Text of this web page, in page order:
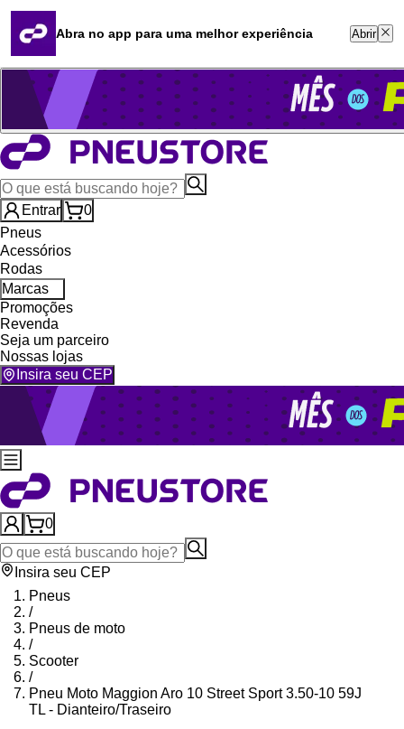
Quero revender
Blog
Whatsapp (16) 99764-8401
Televendas (47) 3046-2551
Entrar
0
Pneus
Acessórios
Rodas
Marcas
Promoções
Revenda
Seja um parceiro
Nossas lojas
Insira seu CEP
0
Insira seu CEP
Pneus
/
Pneus de moto
/
Scooter
/
Pneu Moto Maggion Aro 10 Street Sport 3.50-10 59J
TL - Dianteiro/Traseiro
Abra no app para uma melhor experiência Abrir